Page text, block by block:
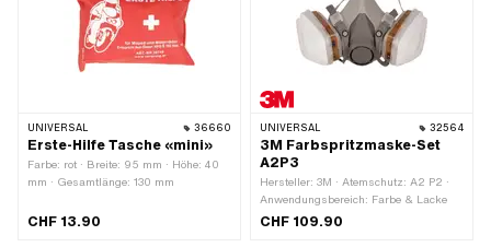
UNIVERSAL 36660
Erste-Hilfe Tasche «mini»
Farbe: rot · Breite: 95 mm · Höhe: 40
mm · Gesamtlänge: 130 mm
CHF 13.90
UNIVERSAL 32564
3M Farbspritzmaske-Set
A2P3
Hersteller: 3M · Atemschutz: A2 P2 ·
Anwendungsbereich: Farbe & Lacke
CHF 109.90